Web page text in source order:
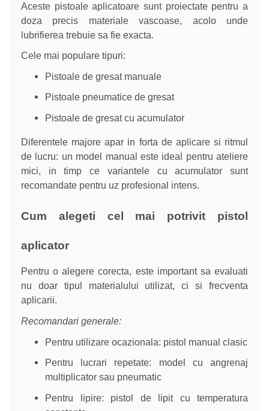
Aceste pistoale aplicatoare sunt proiectate pentru a
doza precis materiale vascoase, acolo unde
lubrifierea trebuie sa fie exacta.
Cele mai populare tipuri:
Pistoale de gresat manuale
Pistoale pneumatice de gresat
Pistoale de gresat cu acumulator
Diferentele majore apar in forta de aplicare si ritmul
de lucru: un model manual este ideal pentru ateliere
mici, in timp ce variantele cu acumulator sunt
recomandate pentru uz profesional intens.
Cum alegeti cel mai potrivit pistol
aplicator
Pentru o alegere corecta, este important sa evaluati
nu doar tipul materialului utilizat, ci si frecventa
aplicarii.
Recomandari generale:
Pentru utilizare ocazionala: pistol manual clasic
Pentru lucrari repetate: model cu angrenaj
multiplicator sau pneumatic
Pentru lipire: pistol de lipit cu temperatura